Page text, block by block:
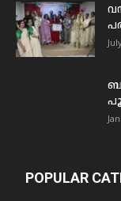
POPULAR